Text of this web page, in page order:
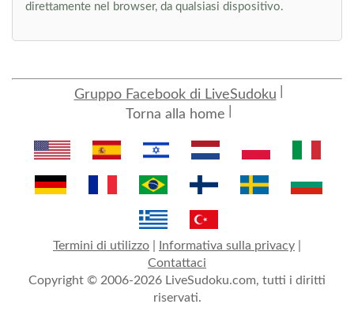
direttamente nel browser, da qualsiasi dispositivo.
Gruppo Facebook di LiveSudoku
Torna alla home
Termini di utilizzo Informativa sulla privacy
Contattaci
Copyright © 2006-2026 LiveSudoku.com, tutti i diritti
riservati.